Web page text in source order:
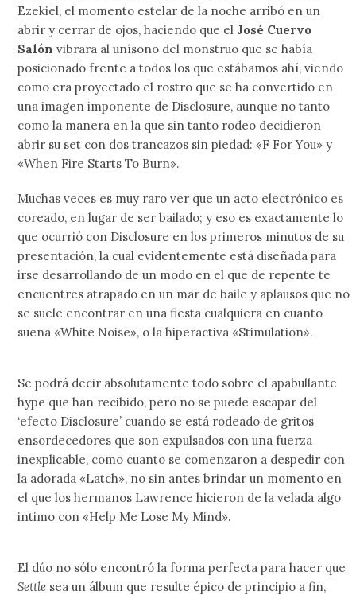
Ezekiel, el momento estelar de la noche arribó en un
abrir y cerrar de ojos, haciendo que el José Cuervo
Salón vibrara al unísono del monstruo que se había
posicionado frente a todos los que estábamos ahí, viendo
como era proyectado el rostro que se ha convertido en
una imagen imponente de Disclosure, aunque no tanto
como la manera en la que sin tanto rodeo decidieron
abrir su set con dos trancazos sin piedad: «F For You» y
«When Fire Starts To Burn».
Muchas veces es muy raro ver que un acto electrónico es
coreado, en lugar de ser bailado; y eso es exactamente lo
que ocurrió con Disclosure en los primeros minutos de su
presentación, la cual evidentemente está diseñada para
irse desarrollando de un modo en el que de repente te
encuentres atrapado en un mar de baile y aplausos que no
se suele encontrar en una fiesta cualquiera en cuanto
suena «White Noise», o la hiperactiva «Stimulation».
Se podrá decir absolutamente todo sobre el apabullante
hype que han recibido, pero no se puede escapar del
‘efecto Disclosure’ cuando se está rodeado de gritos
ensordecedores que son expulsados con una fuerza
inexplicable, como cuanto se comenzaron a despedir con
la adorada «Latch», no sin antes brindar un momento en
el que los hermanos Lawrence hicieron de la velada algo
intimo con «Help Me Lose My Mind».
El dúo no sólo encontró la forma perfecta para hacer que
Settle sea un álbum que resulte épico de principio a fin,